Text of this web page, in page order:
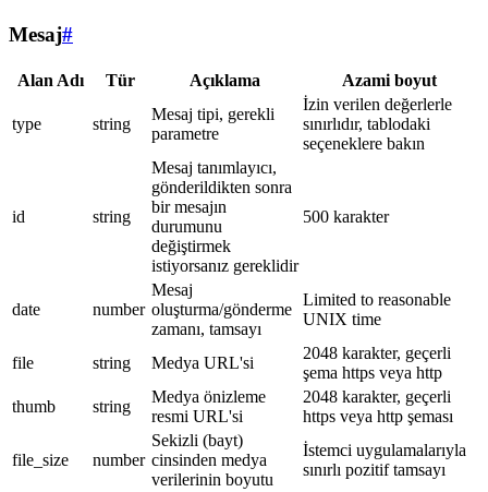
Mesaj#
Alan Adı Tür Açıklama Azami boyut
type string
Mesaj tipi, gerekli
parametre
İzin verilen değerlerle
sınırlıdır, tablodaki
seçeneklere bakın
id string
Mesaj tanımlayıcı,
gönderildikten sonra
bir mesajın
durumunu
değiştirmek
istiyorsanız gereklidir
500 karakter
date number
Mesaj
oluşturma/gönderme
zamanı, tamsayı
Limited to reasonable
UNIX time
file string Medya URL'si
2048 karakter, geçerli
şema https veya http
thumb
string
Medya önizleme
resmi URL'si
2048 karakter, geçerli
https veya http şeması
file_size number
Sekizli (bayt)
cinsinden medya
verilerinin boyutu
İstemci uygulamalarıyla
sınırlı pozitif tamsayı